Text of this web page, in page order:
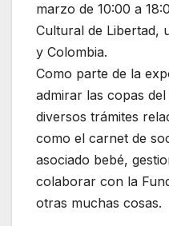
marzo de 10:00 a
Cultural de Libertad,
y Colombia.
Como parte de la
admirar las copas
diversos trámites
como el carnet de
asociado bebé,
colaborar con la
otras muchas cosas.